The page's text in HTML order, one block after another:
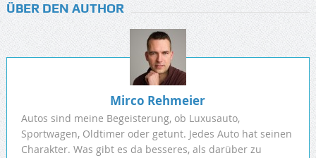
ÜBER DEN AUTHOR
Mirco Rehmeier
Autos sind meine Begeisterung, ob Luxusauto,
Sportwagen, Oldtimer oder getunt. Jedes Auto hat seinen
Charakter. Was gibt es da besseres, als darüber zu